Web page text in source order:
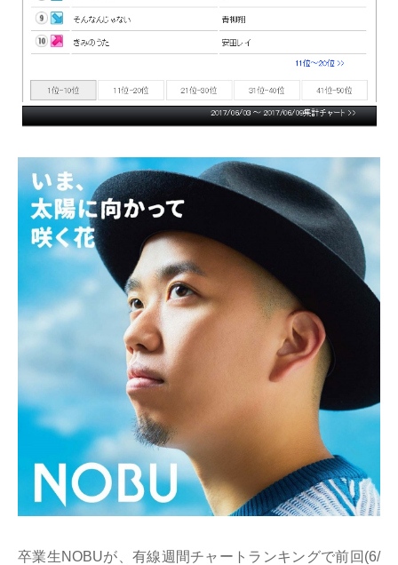
卒業生NOBUが、有線週間チャートランキングで前回(6/